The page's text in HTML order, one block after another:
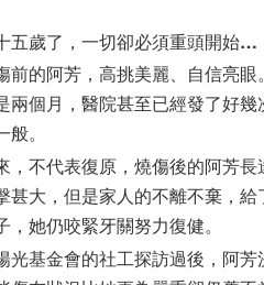
五歲了，一切卻必須重頭開始…
前的阿芳，高挑美麗、自信亮
兩個月，醫院甚至已經發了好
般。
，不代表復原，燒傷後的阿芳
甚大，但是家人的不離不棄，
，她仍咬緊牙關努力復健。
光基金會的社工探訪過後，阿